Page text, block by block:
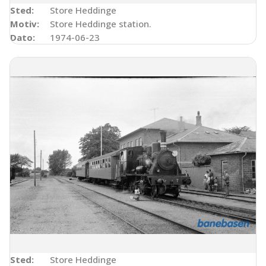
Sted:
Store Heddinge
Motiv:
Store Heddinge station.
Dato:
1974-06-23
Sted:
Store Heddinge